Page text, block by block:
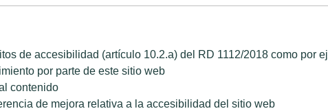
de accesibilidad (artículo 10.2.a) del RD 1112/2018 como por
por parte de este sitio web
contenido
de mejora relativa a la accesibilidad del sitio web